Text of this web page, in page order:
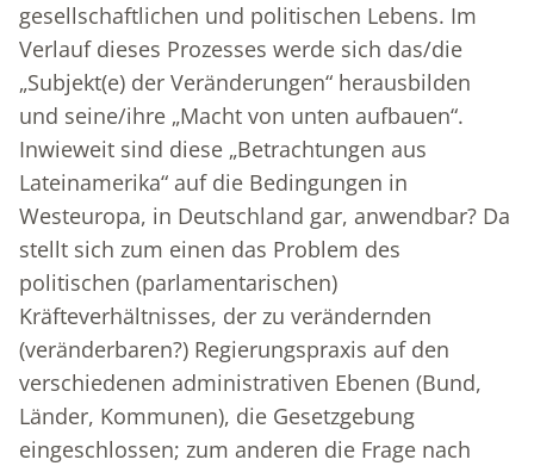
gesellschaftlichen und politischen Lebens. Im
Verlauf dieses Prozesses werde sich das/die
„Subjekt(e) der Veränderungen“ herausbilden
und seine/ihre „Macht von unten aufbauen“.
Inwieweit sind diese „Betrachtungen aus
Lateinamerika“ auf die Bedingungen in
Westeuropa, in Deutschland gar, anwendbar? Da
stellt sich zum einen das Problem des
politischen (parlamentarischen)
Kräfteverhältnisses, der zu verändernden
(veränderbaren?) Regierungspraxis auf den
verschiedenen administrativen Ebenen (Bund,
Länder, Kommunen), die Gesetzgebung
eingeschlossen; zum anderen die Frage nach